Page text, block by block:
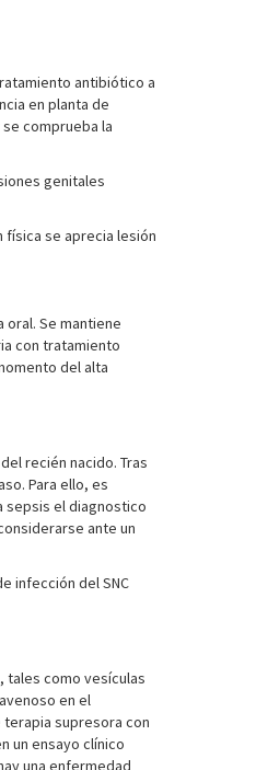
antibiótico a
en planta de
comprueba la
genitales
física se aprecia lesión
Se mantiene
con tratamiento
del alta
recién nacido. Tras
Para ello, es
sepsis el diagnostico
ante un
infección del SNC
tales como vesículas
en el
supresora con
un ensayo clínico